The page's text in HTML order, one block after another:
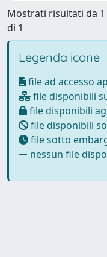
Mostrati risultati da 1
di 1
Legenda icone
file ad accesso
file disponibili
file disponibili
file disponibili
file sotto
nessun file